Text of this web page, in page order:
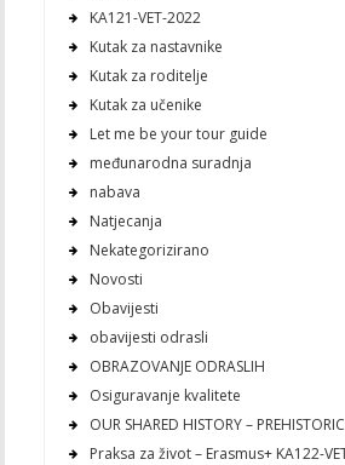
KA121-VET-2022
Kutak za nastavnike
Kutak za roditelje
Kutak za učenike
Let me be your tour guide
međunarodna suradnja
nabava
Natjecanja
Nekategorizirano
Novosti
Obavijesti
obavijesti odrasli
OBRAZOVANJE ODRASLIH
Osiguravanje kvalitete
OUR SHARED HISTORY –
Praksa za život – Erasmus+ KA122-